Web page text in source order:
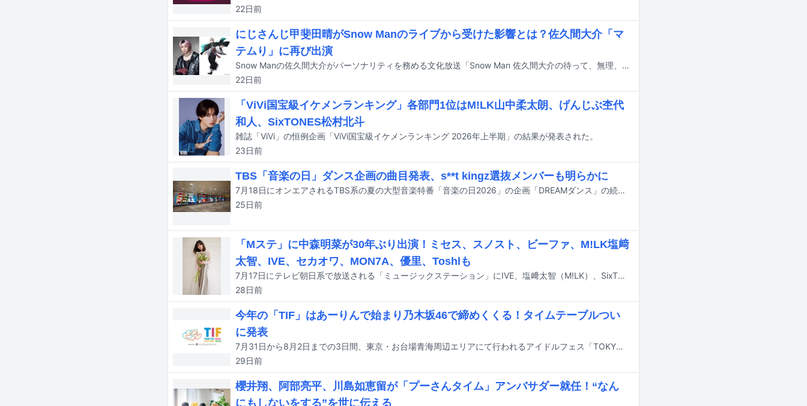
22日前
にじさんじ甲斐田晴がSnow Manのライブから受けた影響とは？佐久間大介「マ
テムり」に再び出演
Snow Manの佐久間大介がパーソナリティを務める文化放送「Snow Man 佐久間大介の待って、無理、しんどい、、」の7月18日放送回に、にじさんじのVtuber・甲斐田晴がゲスト出演する。
22日前
「ViVi国宝級イケメンランキング」各部門1位はM!LK山中柔太朗、げんじぶ杢代
和人、SixTONES松村北斗
雑誌「ViVi」の恒例企画「ViVi国宝級イケメンランキング 2026年上半期」の結果が発表された。
23日前
TBS「音楽の日」ダンス企画の曲目発表、s**t kingz選抜メンバーも明らかに
7月18日にオンエアされるTBS系の夏の大型音楽特番「音楽の日2026」の企画「DREAMダンス」の続報が明らかに。番組の出演アーティスト第4弾やそのほかの企画詳細も発表された。
25日前
「Mステ」に中森明菜が30年ぶり出演！ミセス、スノスト、ビーファ、M!LK塩﨑
太智、IVE、セカオワ、MON7A、優里、Toshlも
7月17日にテレビ朝日系で放送される「ミュージックステーション」にIVE、塩﨑太智（M!LK）、SixTONES、Snow Man、SEKAI NO OWARI、Toshl、中森明菜、BE:FIRST、Mrs. GREEN APPLE、MON7A、優里が出演する。
28日前
今年の「TIF」はあーりんで始まり乃木坂46で締めくくる！タイムテーブルつい
に発表
7月31日から8月2日までの3日間、東京・お台場青海周辺エリアにて行われるアイドルフェス「TOKYO IDOL FESTIVAL 2026 supported by にしたんクリニック」のタイムテーブルが発表された。
29日前
櫻井翔、阿部亮平、川島如恵留が「プーさんタイム」アンバサダー就任！“なん
にもしないをする”を世に伝える